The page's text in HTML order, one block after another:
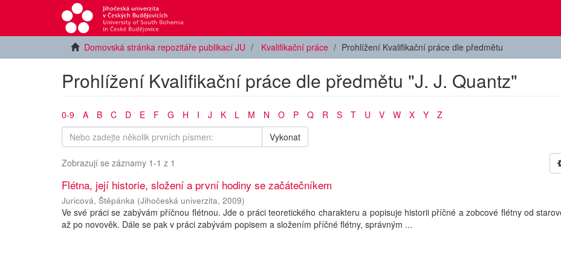
Domovská stránka repozitáře publikací JU Kvalifikační práce Prohlížení Kvalifikační práce dle předmětu
Prohlížení Kvalifikační práce dle předmětu "J. J. Quantz"
0-9 A B C D E F G H I J K L M N O P Q R S T U V W X Y
Z
Vykonat
Zobrazují se záznamy 1-1 z 1
Flétna, její historie, složení a první hodiny se začátečníkem
Juricová, Štěpánka (Jihočeská univerzita, 2009)
Ve své práci se zabývám příčnou flétnou. Jde o práci teoretického charakteru a popisuje historii příčné a zobcové flétny od
až po novověk. Dále se pak v práci zabývám popisem a složením příčné flétny, správným ...